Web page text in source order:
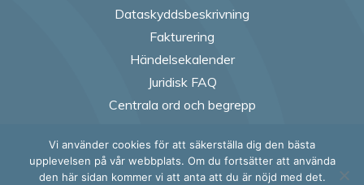
Dataskyddsbeskrivning
Fakturering
Händelsekalender
Juridisk FAQ
Centrala ord och begrepp
Follow us on
Follow us on
Follow
Vi använder cookies för att säkerställa dig den bästa
upplevelsen på vår webbplats. Om du fortsätter att använda
den här sidan kommer vi att anta att du är nöjd med det.